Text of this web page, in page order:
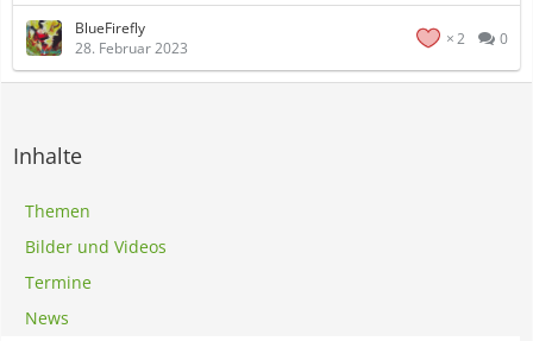
BlueFirefly
28. Februar 2023
2 0
Inhalte
Themen
Bilder und Videos
Termine
News